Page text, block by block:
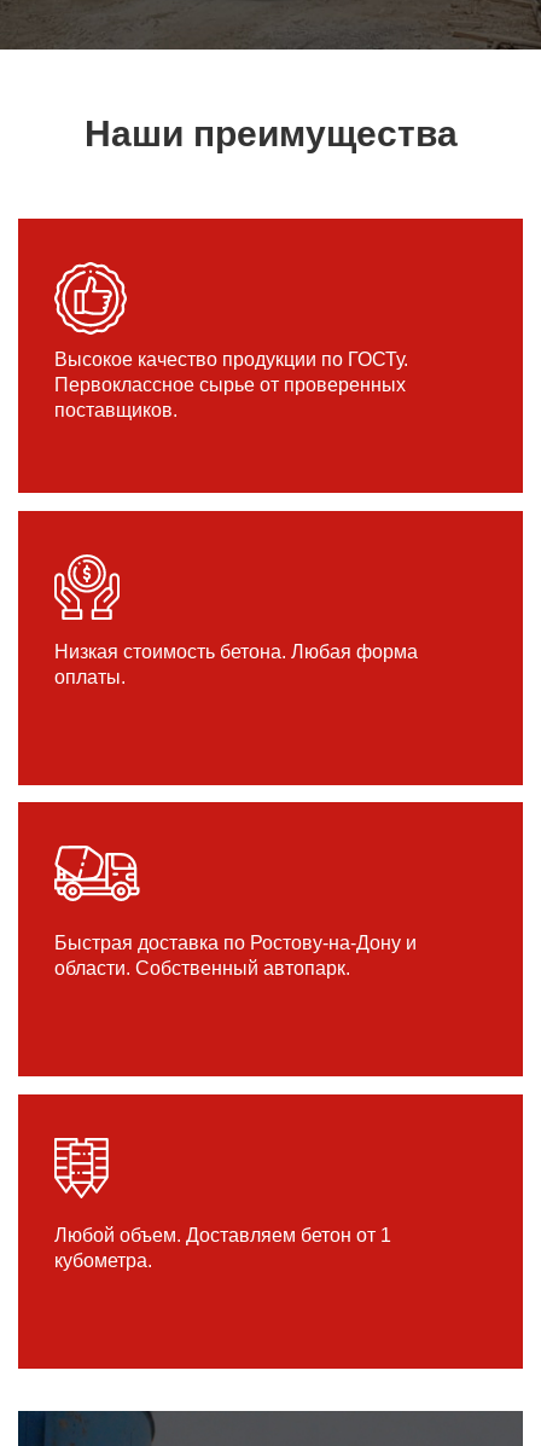
Наши преимущества
Высокое качество продукции по ГОСТу.
Первоклассное сырье от проверенных
поставщиков.
Низкая стоимость бетона. Любая форма
оплаты.
Быстрая доставка по Ростову-на-Дону и
области. Собственный автопарк.
Любой объем. Доставляем бетон от 1
кубометра.